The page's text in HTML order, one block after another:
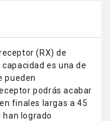
(RX) de
es una de
pueden
podrás acabar
finales largas a 45
han logrado